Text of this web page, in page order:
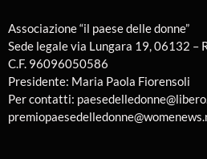
Associazione “il paese delle donne”
Sede legale via Lungara 19, 06132 –
C.F. 96096050586
Presidente: Maria Paola Fiorensoli
Per contatti: